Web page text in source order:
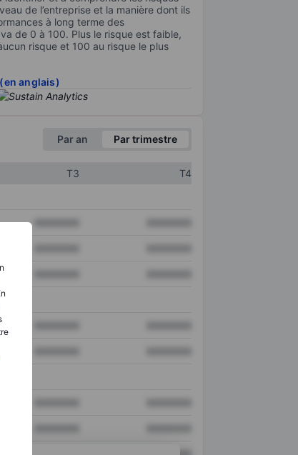
de l’entreprise et la manière dont ils
à long terme des
de 0 à 100. Plus le risque est faible,
risque et 100 au risque le plus
anglais)
Par an Par trimestre
T3
T4